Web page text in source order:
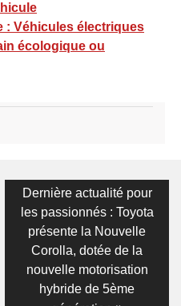
: Véhicules électriques
écologique ou
Next
post:
Dernière actualité pour
les passionnés : Toyota
présente la Nouvelle
Corolla, dotée de la
nouvelle motorisation
hybride de 5ème